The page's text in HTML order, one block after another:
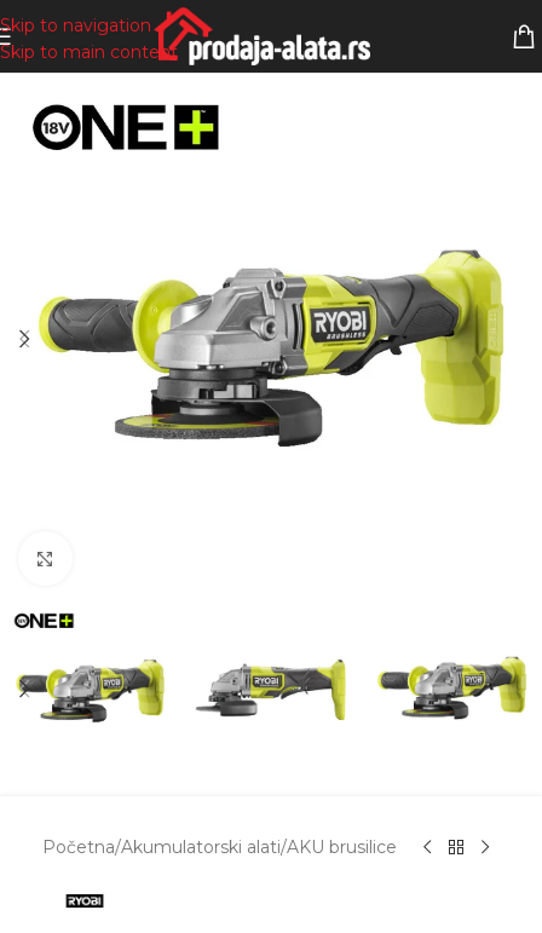
Skip to navigation
Skip to main content
Početna/Akumulatorski alati/AKU brusilice